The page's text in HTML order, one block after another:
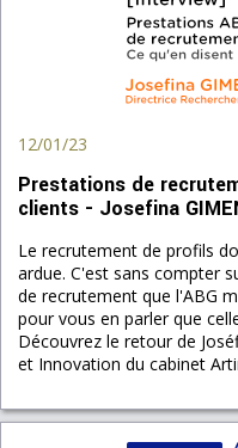
12/01/23
Prestations de
clients - Josefina
Le recrutement de profils
ardue. C'est sans compter
de recrutement que l'ABG
pour vous en parler que
Découvrez le retour de
et Innovation du cabinet